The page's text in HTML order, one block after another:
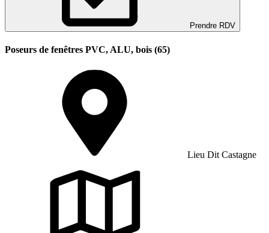
Prendre RDV
Poseurs de fenêtres PVC, ALU, bois (65)
Lieu Dit Castagne